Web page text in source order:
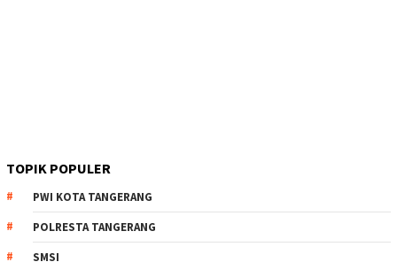
TOPIK POPULER
PWI KOTA TANGERANG
POLRESTA TANGERANG
SMSI